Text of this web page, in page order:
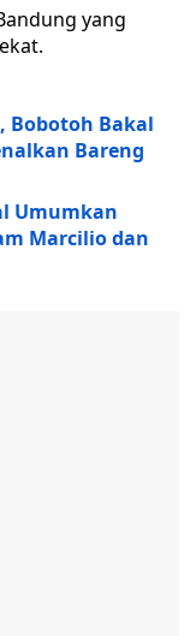
yang
Bobotoh Bakal
Bareng
Umumkan
Marcilio dan